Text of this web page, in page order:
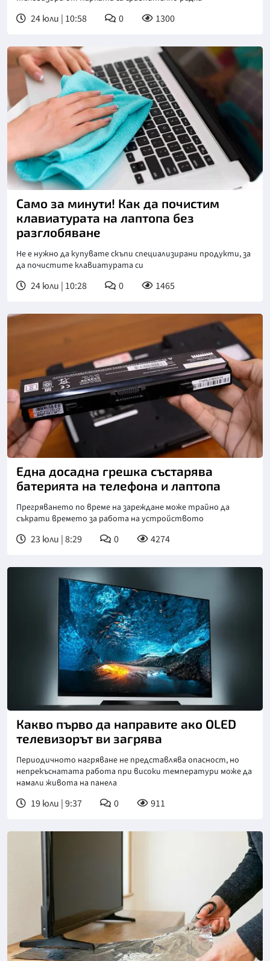
24 юли | 10:58 0 1300
Само за минути! Как да почистим
клавиатурата на лаптопа без
разглобяване
Не е нужно да купувате скъпи специализирани продукти, за
да почистите клавиатурата си
24 юли | 10:28 0 1465
Една досадна грешка състарява
батерията на телефона и лаптопа
Прегряването по време на зареждане може трайно да
съкрати времето за работа на устройството
23 юли | 8:29 0 4274
Какво първо да направите ако OLED
телевизорът ви загрява
Периодичното нагряване не представлява опасност, но
непрекъснатата работа при високи температури може да
намали живота на панела
19 юли | 9:37 0 911